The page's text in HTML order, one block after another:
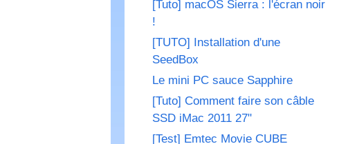
[Tuto] macOS Sierra : l'écran noir
!
[TUTO] Installation d'une
SeedBox
Le mini PC sauce Sapphire
[Tuto] Comment faire son câble
SSD iMac 2011 27"
[Test] Emtec Movie CUBE